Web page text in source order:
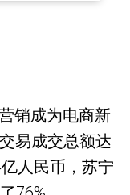
销成为电商新
易成交总额达
人民币，苏宁